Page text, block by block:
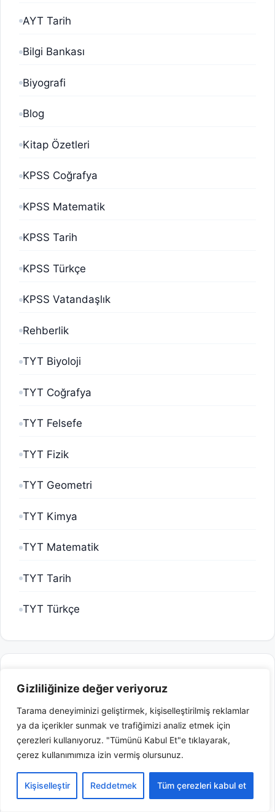
Gizliliğinize değer veriyoruz
Tarama deneyiminizi geliştirmek, kişiselleştirilmiş reklamlar
ya da içerikler sunmak ve trafiğimizi analiz etmek için
çerezleri kullanıyoruz. "Tümünü Kabul Et"e tıklayarak,
çerez kullanımımıza izin vermiş olursunuz.
Kişiselleştir Reddetmek Tüm çerezleri kabul et
AYT Tarih
Bilgi Bankası
Biyografi
Blog
Kitap Özetleri
KPSS Coğrafya
KPSS Matematik
KPSS Tarih
KPSS Türkçe
KPSS Vatandaşlık
Rehberlik
TYT Biyoloji
TYT Coğrafya
TYT Felsefe
TYT Fizik
TYT Geometri
TYT Kimya
TYT Matematik
TYT Tarih
TYT Türkçe
Son Eklenenler
7.Sınıf Sosyal Bilgiler Yerler ve Çevre Testi Çöz Pdf